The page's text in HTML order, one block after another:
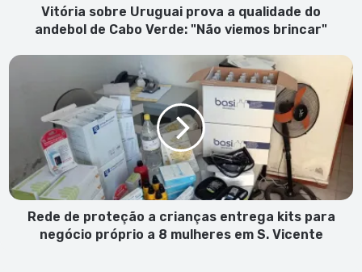
Verde:
viemos
Vitória sobre Uruguai prova a qualidade do
andebol de Cabo Verde: "Não viemos brincar"
Rede
crianças
entrega
para
negócio
próprioRede de proteção a crianças entrega kits para
negócio próprio a 8 mulheres em S. Vicente